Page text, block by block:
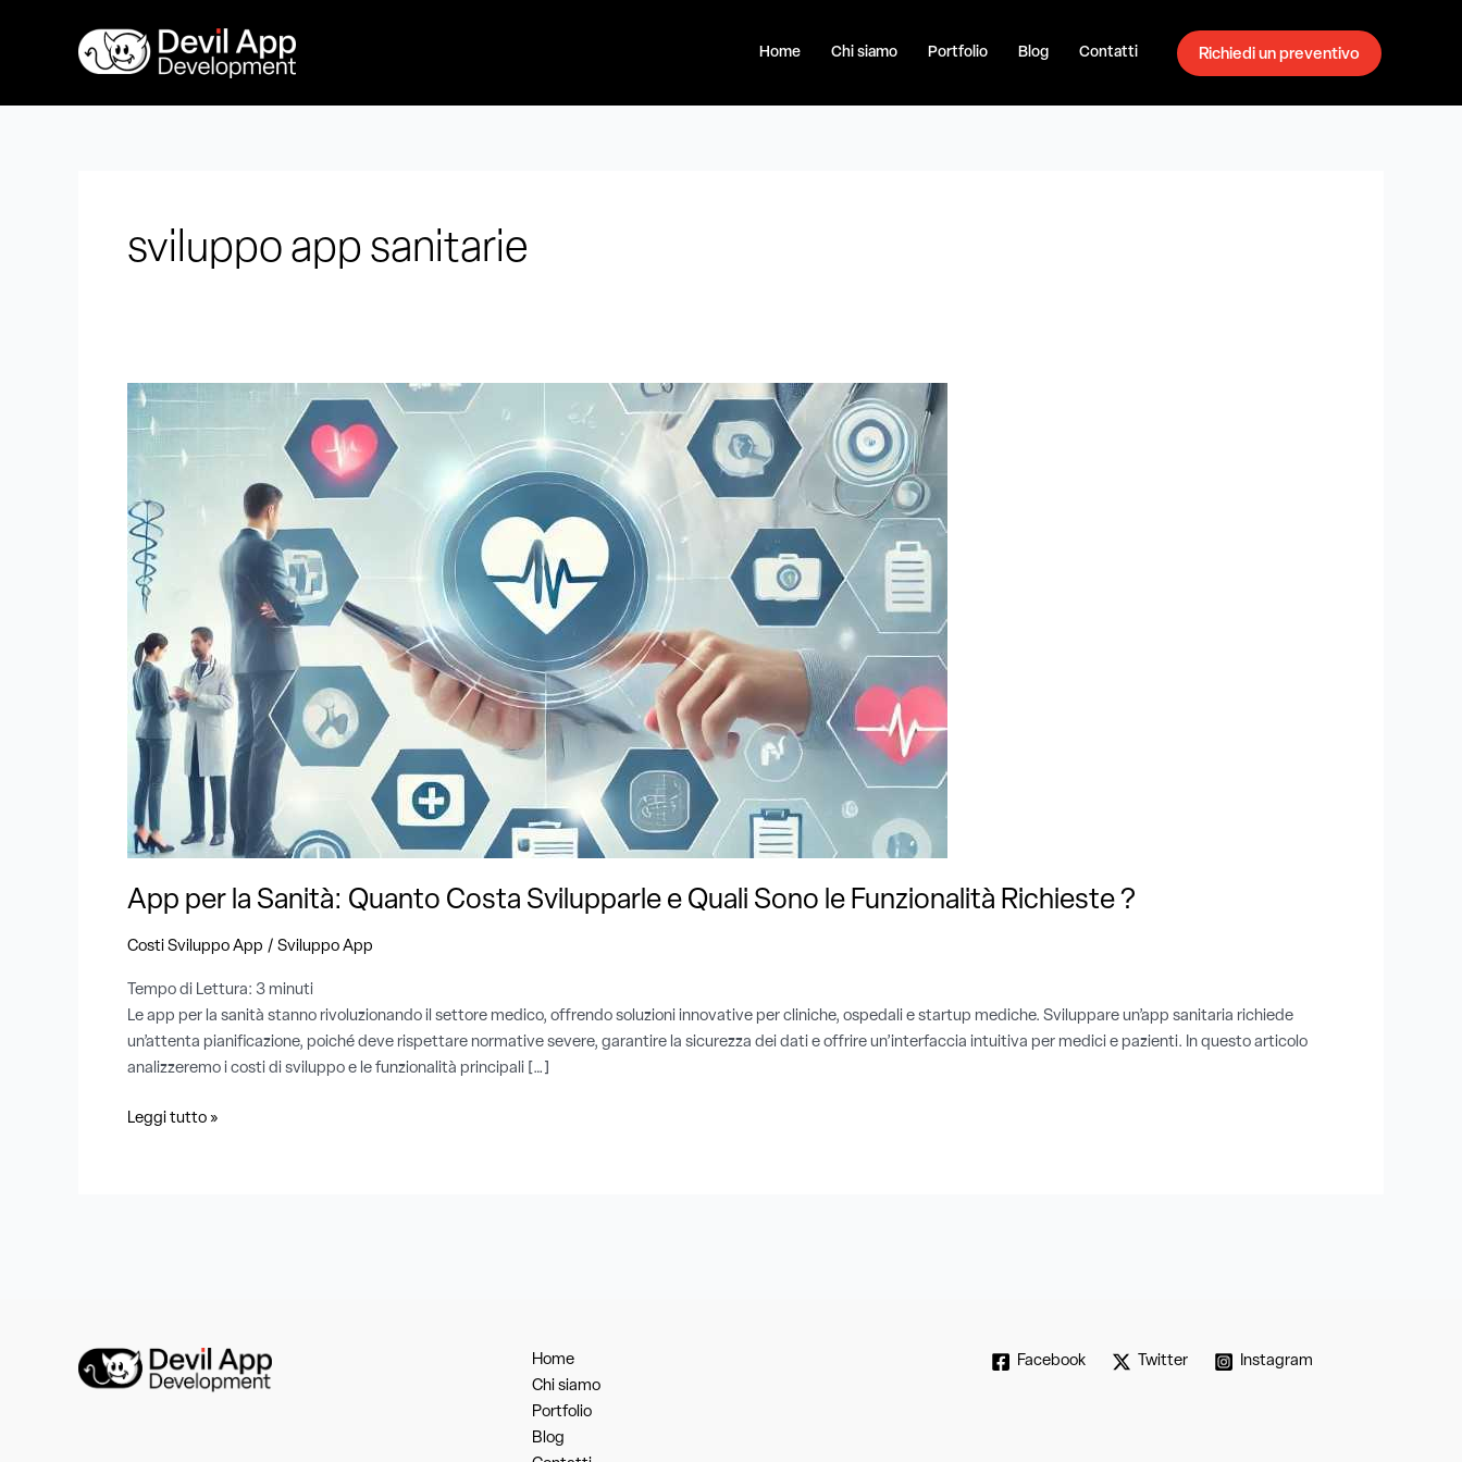
Home Chi siamo Portfolio Blog Contatti Richiedi un preventivo
sviluppo app sanitarie
App per la Sanità: Quanto Costa Svilupparle e Quali Sono le Funzionalità Richieste ?
Costi Sviluppo App / Sviluppo App
Tempo di Lettura: 3 minuti
Le app per la sanità stanno rivoluzionando il settore medico, offrendo soluzioni innovative per cliniche, ospedali e startup mediche. Sviluppare un’app sanitaria richiede
un’attenta pianificazione, poiché deve rispettare normative severe, garantire la sicurezza dei dati e offrire un’interfaccia intuitiva per medici e pazienti. In questo articolo
analizzeremo i costi di sviluppo e le funzionalità principali […]
App
Quanto
Costa
Svilupparle
Quali
Sono
le
Funzionalità
Richieste
Leggi tutto »
Home
Chi siamo
Portfolio
Blog
Facebook Twitter Instagram